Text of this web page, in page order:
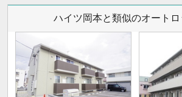
ハイツ岡本と類似のオート